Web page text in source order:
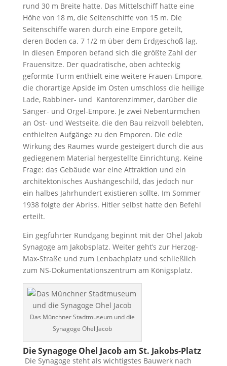
rund 30 m Breite hatte. Das Mittelschiff hatte eine
Höhe von 18 m, die Seitenschiffe von 15 m. Die
Seitenschiffe waren durch eine Empore geteilt,
deren Boden ca. 7 1/2 m über dem Erdgeschoß lag.
In diesen Emporen befand sich die größte Zahl der
Frauensitze. Der quadratische, oben achteckig
geformte Turm enthielt eine weitere Frauen-Empore,
die chorartige Apside im Osten umschloss die heilige
Lade, Rabbiner- und Kantorenzimmer, darüber die
Sänger- und Orgel-Empore. Je zwei Nebentürmchen
an Ost- und Westseite, die den Bau reizvoll belebten,
enthielten Aufgänge zu den Emporen. Die edle
Wirkung des Raumes wurde gesteigert durch die aus
gediegenem Material hergestellte Einrichtung. Keine
Frage: das Gebäude war eine Attraktion und ein
architektonisches Aushängeschild, das jedoch nur
ein halbes Jahrhundert existieren sollte. Im Sommer
1938 folgte der Abriss. Hitler selbst hatte den Befehl
erteilt.
Ein gegführter Rundgang beginnt mit der Ohel Jakob
Synagoge am Jakobsplatz. Weiter geht’s zur Herzog-
Max-Straße und zum Lenbachplatz und schließlich
zum NS-Dokumentationszentrum am Königsplatz.
Das Münchner Stadtmuseum und die
Synagoge Ohel Jacob
Die Synagoge Ohel Jacob am St. Jakobs-Platz
Die Synagoge steht als wichtigstes Bauwerk nach